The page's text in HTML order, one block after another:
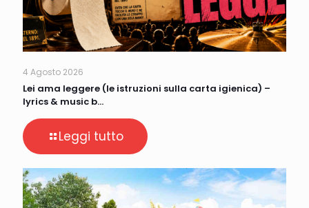
4 Agosto 2026
Lei ama leggere (le istruzioni sulla carta igienica) –
lyrics & music b…
Leggi tutto